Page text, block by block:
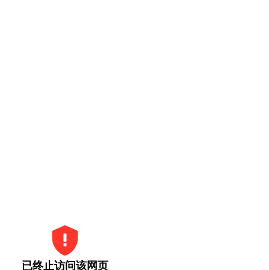
已终止访问该网页